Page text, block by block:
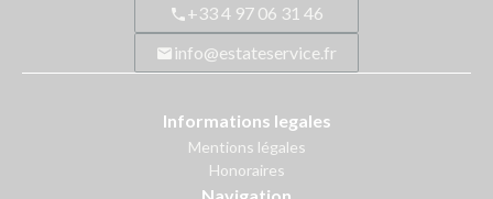
+33 4 97 06 31 46
info@estateservice.fr
Informations legales
Mentions légales
Honoraires